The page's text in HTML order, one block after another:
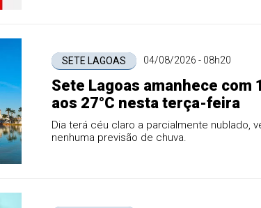
SETE LAGOAS 04/08/2026 - 08h20
Sete Lagoas amanhece com
aos 27°C nesta terça-feira
Dia terá céu claro a parcialmente nublado,
nenhuma previsão de chuva.